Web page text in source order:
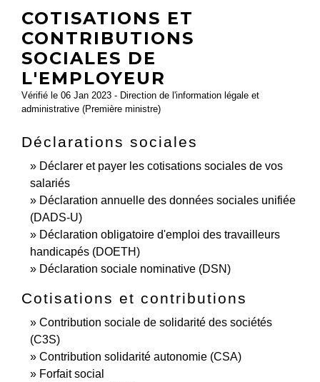
COTISATIONS ET
CONTRIBUTIONS
SOCIALES DE
L'EMPLOYEUR
Vérifié le 06 Jan 2023 - Direction de l'information légale et
administrative (Première ministre)
Déclarations sociales
Déclarer et payer les cotisations sociales de vos
salariés
Déclaration annuelle des données sociales unifiée
(DADS-U)
Déclaration obligatoire d'emploi des travailleurs
handicapés (DOETH)
Déclaration sociale nominative (DSN)
Cotisations et contributions
Contribution sociale de solidarité des sociétés
(C3S)
Contribution solidarité autonomie (CSA)
Forfait social